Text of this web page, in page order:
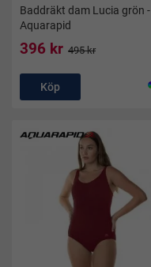
Baddräkt dam Lucia grön -
Aquarapid
396 kr 495 kr
Köp